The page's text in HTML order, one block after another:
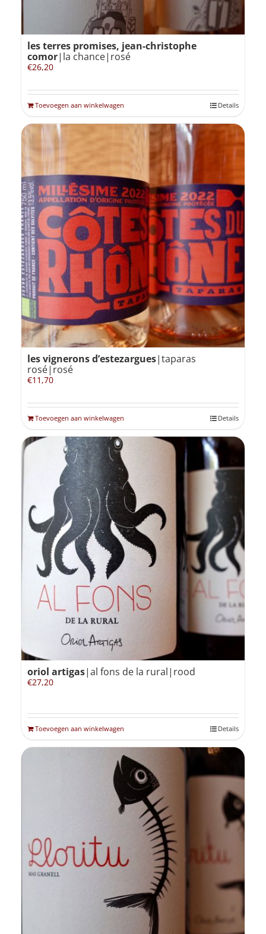
les terres promises, jean-christophe
comor|la chance|rosé
€26,20
Toevoegen aan winkelwagen Details
les vignerons d’estezargues|taparas
rosé|rosé
€11,70
Toevoegen aan winkelwagen Details
oriol artigas|al fons de la rural|rood
€27,20
Toevoegen aan winkelwagen Details